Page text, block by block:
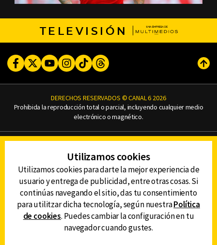
TELEVISIÓN
FacebookTwitterYoutubeInstagram
TikTokThreads
DERECHOS RESERVADOS © CANAL 6 2026
Prohibida la reproducción total o parcial, incluyendo cualquier medio
electrónico o magnético.
AVISO DE PRIVACIDAD
DEFENSORÍA DE LAS AUDIENCIAS
DESCARGA LA APP DE CANAL 6
Utilizamos cookies
Utilizamos cookies para darte la mejor experiencia de
usuario y entrega de publicidad, entre otras cosas. Si
continúas navegando el sitio, das tu consentimiento
para utilitzar dicha tecnología, según nuestraPolítica
de cookies. Puedes cambiar la configuración en tu
navegador cuando gustes.